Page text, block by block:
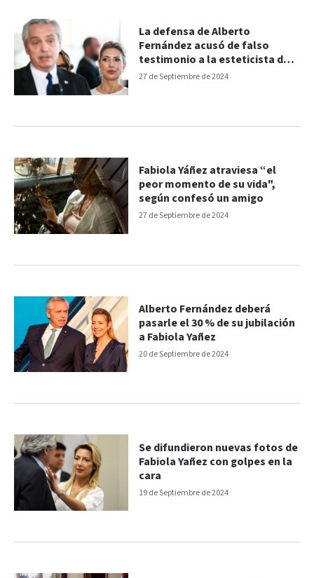
27 de Septiembre de 2024
La defensa de Alberto
Fernández acusó de falso
testimonio a la esteticista de
Fabiola Yañez
27 de Septiembre de 2024
Fabiola Yáñez atraviesa “el
peor momento de su vida",
según confesó un amigo
20 de Septiembre de 2024
Alberto Fernández deberá
pasarle el 30 % de su jubilación
a Fabiola Yañez
19 de Septiembre de 2024
Se difundieron nuevas fotos de
Fabiola Yañez con golpes en la
cara